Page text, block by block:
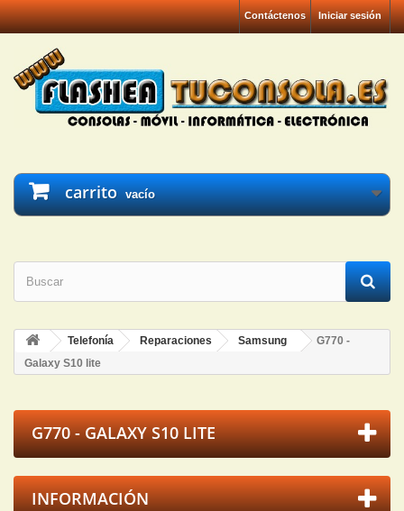
Iniciar sesión
Contáctenos
carrito vacío
Telefonía Reparaciones Samsung
G770 -
Galaxy S10 lite
G770 - GALAXY S10 LITE
INFORMACIÓN